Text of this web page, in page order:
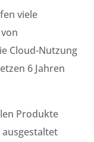
viele
Cloud-Nutzung
6 Jahren
Produkte